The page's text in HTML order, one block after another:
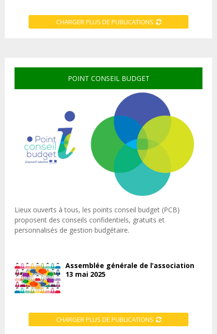
CHARGER PLUS DE PUBLICATIONS
POINT CONSEIL BUDGET
Lieux ouverts à tous, les points conseil budget (PCB)
proposent des conseils confidentiels, gratuits et
personnalisés de gestion budgétaire.
Assemblée générale de l’association
13 mai 2025
CHARGER PLUS DE PUBLICATIONS